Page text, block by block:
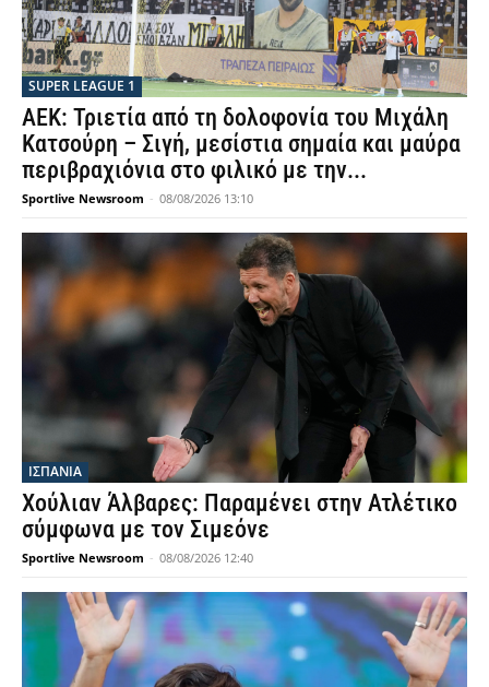
SUPER LEAGUE 1
ΑΕΚ: Τριετία από τη δολοφονία του Μιχάλη
Κατσούρη – Σιγή, μεσίστια σημαία και μαύρα
περιβραχιόνια στο φιλικό με την...
Sportlive Newsroom - 08/08/2026 13:10
ΙΣΠΑΝΙΑ
Χούλιαν Άλβαρες: Παραμένει στην Ατλέτικο
σύμφωνα με τον Σιμεόνε
Sportlive Newsroom - 08/08/2026 12:40